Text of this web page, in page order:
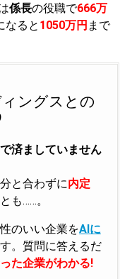
係長の役職で666万
なると 1050万円 まで
ングスとの
済ましていません
と合わずに内定
も……。
のいい企業をAIに
。質問に答えるだ
た企業がわかる!